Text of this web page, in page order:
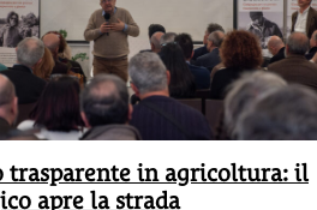
trasparente in agricoltura: il
apre la strada